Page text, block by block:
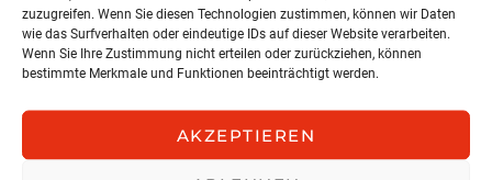
zuzugreifen. Wenn Sie diesen Technologien zustimmen, können wir Daten
wie das Surfverhalten oder eindeutige IDs auf dieser Website verarbeiten.
Wenn Sie Ihre Zustimmung nicht erteilen oder zurückziehen, können
bestimmte Merkmale und Funktionen beeinträchtigt werden.
AKZEPTIEREN
NEWS
Expansion in der Steiermark
Hochnegger/ LBUA